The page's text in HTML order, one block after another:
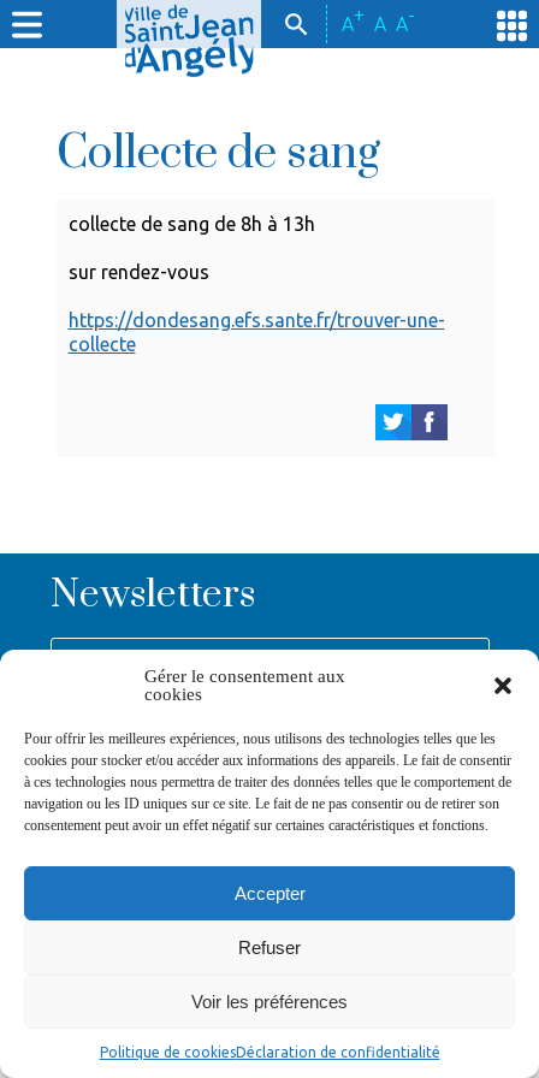
Gérer le consentement aux
cookies
Pour offrir les meilleures expériences, nous utilisons des technologies telles que les
cookies pour stocker et/ou accéder aux informations des appareils. Le fait de consentir
à ces technologies nous permettra de traiter des données telles que le comportement de
navigation ou les ID uniques sur ce site. Le fait de ne pas consentir ou de retirer son
consentement peut avoir un effet négatif sur certaines caractéristiques et fonctions.
Accepter
Refuser
Voir les préférences
Politique de cookiesDéclaration de confidentialité
A+ A A-
Collecte de sang
collecte de sang de 8h à 13h
sur rendez-vous
https://dondesang.efs.sante.fr/trouver-une-
collecte
Newsletters
Abonnez-vous à la newsletter
Ma mairie
Découvrir la ville
Vivre ma ville
Contact
Données personnelles